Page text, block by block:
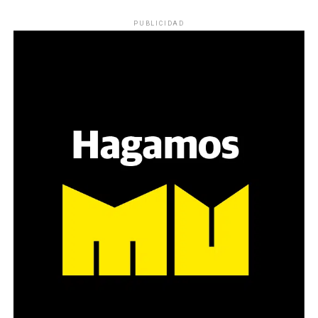
es a través del interrogante, que puedan encarnar la
pregunta», comparte Gonzalo, de 41 años.
PUBLICIDAD